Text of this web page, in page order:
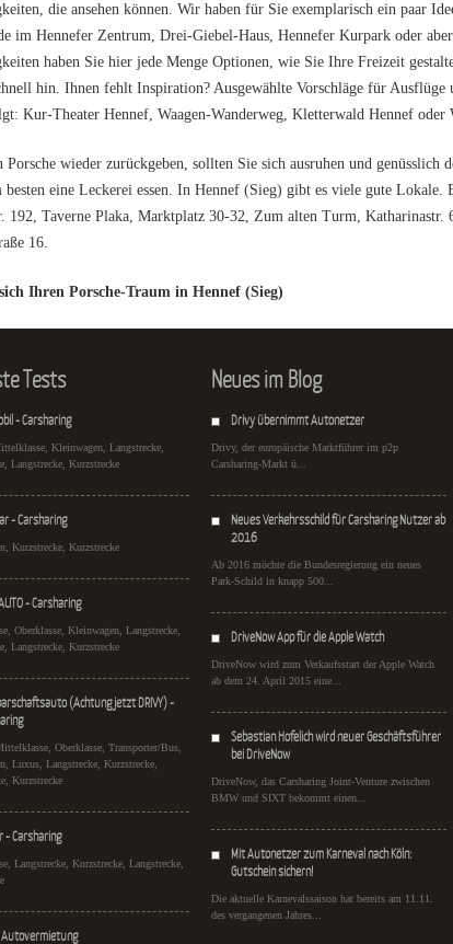
die ansehen können. Wir haben für Sie exemplarisch ein paar
im Hennefer Zentrum, Drei-Giebel-Haus, Hennefer Kurpark oder
haben Sie hier jede Menge Optionen, wie Sie Ihre Freizeit
hin. Ihnen fehlt Inspiration? Ausgewählte Vorschläge für
Kur-Theater Hennef, Waagen-Wanderweg, Kletterwald Hennef oder
Porsche wieder zurückgeben, sollten Sie sich ausruhen und genüsslich
besten eine Leckerei essen. In Hennef (Sieg) gibt es viele gute
192, Taverne Plaka, Marktplatz 30-32, Zum alten Turm, Katharinastr.
16.
Ihren Porsche-Traum in Hennef (Sieg)
Tests
- Carsharing
Kleinwagen, Langstrecke,
Langstrecke, Kurzstrecke
- Carsharing
Kurzstrecke, Kurzstrecke
- Carsharing
Oberklasse, Kleinwagen, Langstrecke,
Langstrecke, Kurzstrecke
(Achtung jetzt DRIVY) -
Oberklasse, Transporter/Bus,
Luxus, Langstrecke, Kurzstrecke,
Kurzstrecke
- Carsharing
Langstrecke, Kurzstrecke, Langstrecke,
Neues im Blog
Drivy übernimmt Autonetzer
Drivy, der europäische Marktführer im p2p
Carsharing-Markt ü...
Neues Verkehrsschild für Carsharing Nutzer ab
2016
Ab 2016 möchte die Bundesregierung ein neues
Park-Schild in knapp 500...
DriveNow App für die Apple Watch
DriveNow wird zum Verkaufsstart der Apple Watch
ab dem 24. April 2015 eine...
Sebastian Hofelich wird neuer Geschäftsführer
bei DriveNow
DriveNow, das Carsharing Joint-Venture zwischen
BMW und SIXT bekommt einen...
Mit Autonetzer zum Karneval nach Köln:
Gutschein sichern!
Die aktuelle Karnevalssaison hat bereits am 11.11.
des vergangenen Jahres...